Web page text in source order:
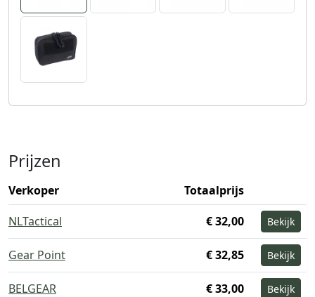
Prijzen
Verkoper
Totaalprijs
NLTactical
€ 32,00 Bekijk
Gear Point € 32,85 Bekijk
BELGEAR € 33,00 Bekijk